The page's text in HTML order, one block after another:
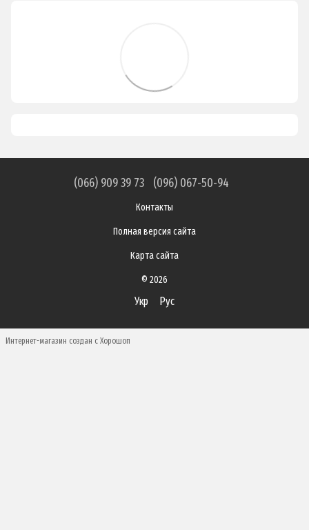
(066) 909 39 73 (096) 067-50-94
Контакты
Полная версия сайта
Карта сайта
© 2026
Укр Рус
Интернет-магазин создан с Хорошоп